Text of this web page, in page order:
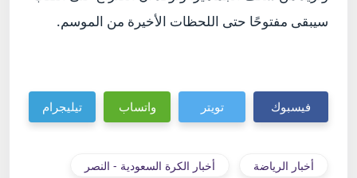
سيبقى مفتوحًا حتى اللحظات الأخيرة من الموسم.
فيسبوك تويتر واتساب تيليجرام
أخبار الرياضة أخبار الكرة السعودية - النصر